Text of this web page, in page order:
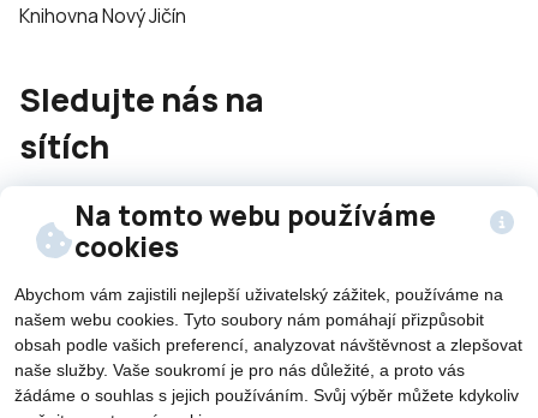
Na tomto webu používáme
cookies
Abychom vám zajistili nejlepší uživatelský zážitek, používáme na
našem webu cookies. Tyto soubory nám pomáhají přizpůsobit
obsah podle vašich preferencí, analyzovat návštěvnost a zlepšovat
naše služby. Vaše soukromí je pro nás důležité, a proto vás
žádáme o souhlas s jejich používáním. Svůj výběr můžete kdykoliv
Knihovna Nový Jičín
Sledujte nás na
sítích
©2026 Všechna práva vyhrazena - použití obsahu či
jeho části je umožněn pouze se souhlasem města Nový
Jičín.